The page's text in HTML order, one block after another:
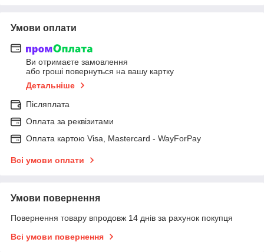
Умови оплати
Ви отримаєте замовлення
або гроші повернуться на вашу картку
Детальніше
Післяплата
Оплата за реквізитами
Оплата картою Visa, Mastercard - WayForPay
Всі умови оплати
Умови повернення
Повернення товару впродовж 14 днів за рахунок покупця
Всі умови повернення